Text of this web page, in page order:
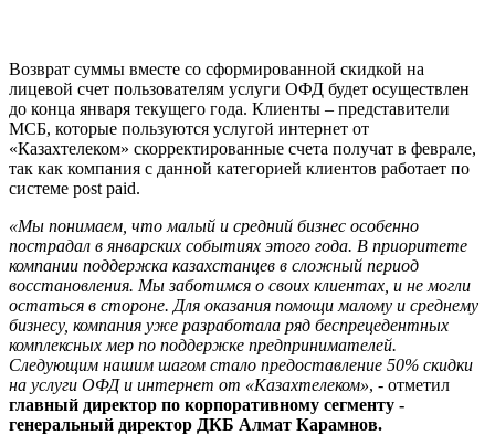
Возврат суммы вместе со сформированной скидкой на
лицевой счет пользователям услуги ОФД будет осуществлен
до конца января текущего года. Клиенты – представители
МСБ, которые пользуются услугой интернет от
«Казахтелеком» скорректированные счета получат в феврале,
так как компания с данной категорией клиентов работает по
системе post paid.
«Мы понимаем, что малый и средний бизнес особенно
пострадал в январских событиях этого года. В приоритете
компании поддержка казахстанцев в сложный период
восстановления. Мы заботимся о своих клиентах, и не могли
остаться в стороне. Для оказания помощи малому и среднему
бизнесу, компания уже разработала ряд беспрецедентных
комплексных мер по поддержке предпринимателей.
Следующим нашим шагом стало предоставление 50% скидки
на услуги ОФД и интернет от «Казахтелеком», - отметил
главный директор по корпоративному сегменту -
генеральный директор ДКБ Алмат Карамнов.